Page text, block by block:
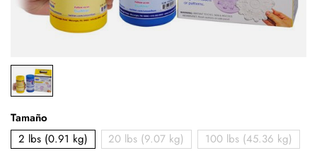
Tamaño
2 lbs (0.91 kg)
20 lbs (9.07 kg)
100 lbs (45.36 kg)